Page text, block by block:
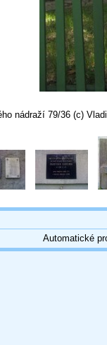
nádraží 79/36 (c)
Automatické